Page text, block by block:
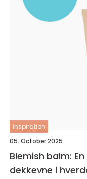
inspiration
05. October 2025
Blemish balm:
dekkevne i